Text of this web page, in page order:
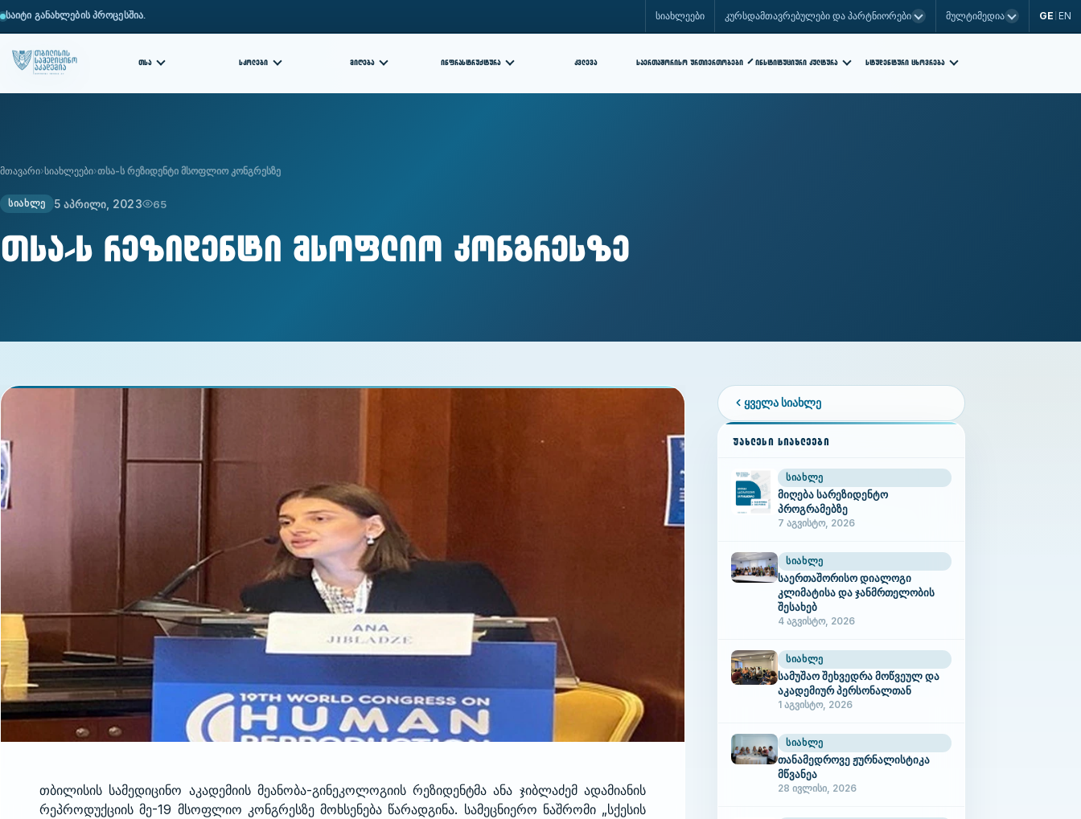
საიტი განახლების პროცესშია. სიახლეები კურსდამთავრებულები და პარტნიორები მულტიმედია GE EN
ᲗᲡᲐ ᲡᲙᲝᲚᲔᲑᲘ ᲛᲘᲦᲔᲑᲐ ᲘᲜᲤᲠᲐᲡᲢᲠᲣᲥᲢᲣᲠᲐ ᲙᲕᲚᲔᲕᲐ ᲡᲐᲔᲠᲗᲐᲨᲝᲠᲘᲡᲝ ᲣᲠᲗᲘᲔᲠᲗᲝᲑᲔᲑᲘ ᲘᲜᲡᲢᲘᲢᲣᲪᲘᲣᲠᲘ ᲙᲣᲚᲢᲣᲠᲐ ᲡᲢᲣᲓᲔᲜᲢᲣᲠᲘ ᲪᲮᲝᲕᲠᲔᲑᲐ
მთავარი სიახლეები თსა-ს რეზიდენტი მსოფლიო კონგრესზე
ᲡᲘᲐᲮᲚᲔ 5 აპრილი, 2023 65
თსა-ს რეზიდენტი მსოფლიო კონგრესზე
თბილისის სამედიცინო აკადემიის მეანობა-გინეკოლოგიის რეზიდენტმა ანა ჯიბლაძემ ადამიანის
რეპროდუქციის მე-19 მსოფლიო კონგრესზე მოხსენება წარადგინა. სამეცნიერო ნაშრომი „სქესის
ყველა სიახლე
ᲣᲐᲮᲚᲔᲡᲘ ᲡᲘᲐᲮᲚᲔᲔᲑᲘ
ᲡᲘᲐᲮᲚᲔ
მიღება სარეზიდენტო
პროგრამებზე
7 აგვისტო, 2026
ᲡᲘᲐᲮᲚᲔ
საერთაშორისო დიალოგი
კლიმატისა და ჯანმრთელობის
შესახებ
4 აგვისტო, 2026
ᲡᲘᲐᲮᲚᲔ
სამუშაო შეხვედრა მოწვეულ და
აკადემიურ პერსონალთან
1 აგვისტო, 2026
ᲡᲘᲐᲮᲚᲔ
თანამედროვე ჟურნალისტიკა
მწვანეა
28 ივლისი, 2026